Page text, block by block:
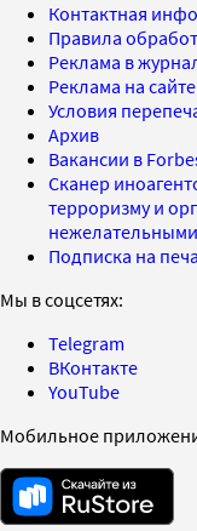
Контактная
Правила
Реклама в
Реклама на сайте
Условия
Архив
Вакансии в
Сканер
терроризму и
нежелательными
Подписка на
Мы в соцсетях:
Telegram
ВКонтакте
YouTube
Мобильное